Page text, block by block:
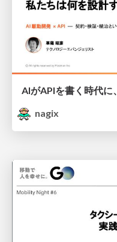
AIがAPIを書く時代
nagix